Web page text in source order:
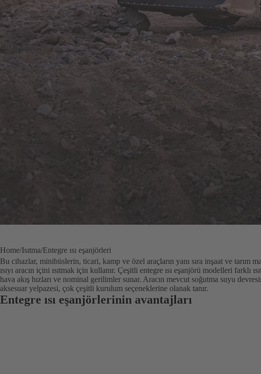
Home Isıtma Entegre ısı eşanjörleri
Bu cihazlar, minibüslerin, ticari, kamp ve özel araçların yanı sıra inşaat ve tarım
ısıyı aracın içini ısıtmak için kullanır. Çeşitli entegre ısı eşanjörü modelleri farklı
hava akış hızları ve nominal gerilimler sunar. Aracın mevcut soğutma suyu
aksesuar yelpazesi, çok çeşitli kurulum seçeneklerine olanak tanır.
Entegre ısı eşanjörlerinin avantajları